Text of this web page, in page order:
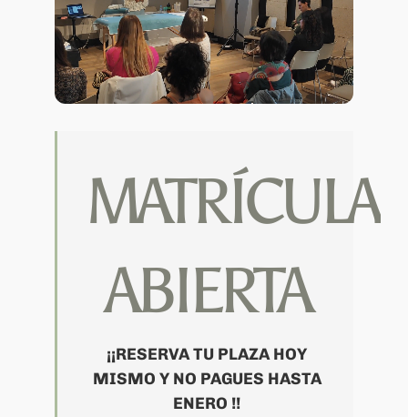
MATRÍCULA
ABIERTA
¡¡RESERVA TU PLAZA HOY
MISMO Y NO PAGUES HASTA
ENERO !!